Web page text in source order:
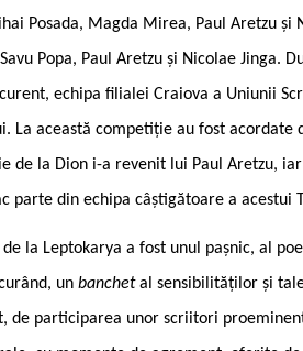
Posada, Magda Mirea, Paul Aretzu și
Popa, Paul Aretzu și Nicolae Jinga.
echipa filialei Craiova a Uniunii
La această competiție au fost acordate
de la Dion i-a revenit lui Paul Aretzu,
parte din echipa câștigătoare a acestui
de la Leptokarya a fost unul pașnic, al
un banchetal sensibilităților și
de participarea unor scriitori